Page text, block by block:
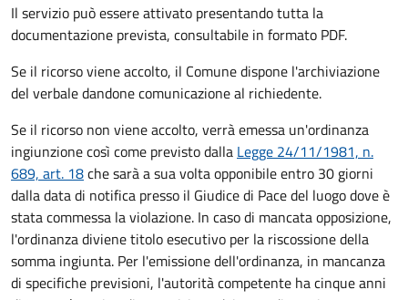
Il servizio può essere attivato presentando tutta la
documentazione prevista, consultabile in formato PDF.
Se il ricorso viene accolto, il Comune dispone l'archiviazione
del verbale dandone comunicazione al richiedente.
Se il ricorso non viene accolto, verrà emessa un'ordinanza
ingiunzione così come previsto dalla Legge 24/11/1981, n.
689, art. 18che sarà a sua volta opponibile entro 30 giorni
dalla data di notifica presso il Giudice di Pace del luogo dove è
stata commessa la violazione. In caso di mancata opposizione,
l'ordinanza diviene titolo esecutivo per la riscossione della
somma ingiunta. Per l'emissione dell'ordinanza, in mancanza
di specifiche previsioni, l'autorità competente ha cinque anni